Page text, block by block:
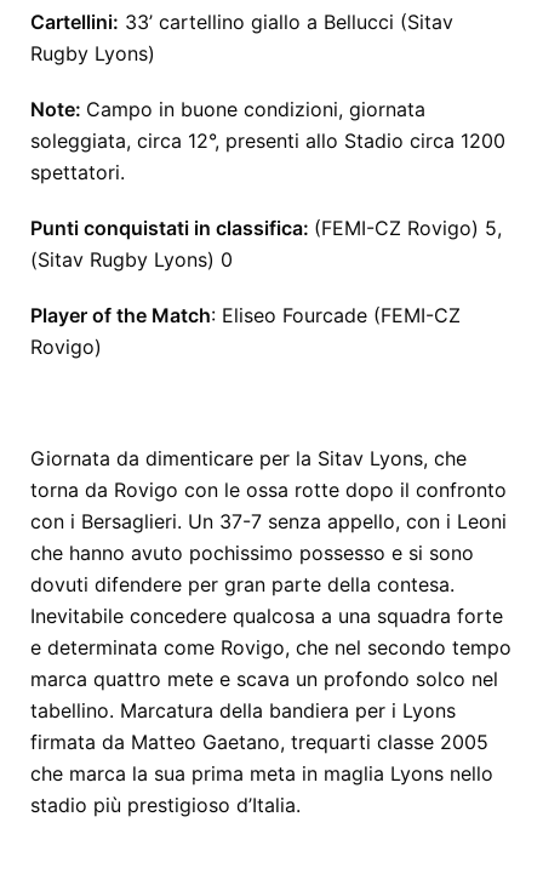
Cartellini: 33’ cartellino giallo a Bellucci (Sitav
Rugby Lyons)
Note: Campo in buone condizioni, giornata
soleggiata, circa 12°, presenti allo Stadio circa 1200
spettatori.
Punti conquistati in classifica: (FEMI-CZ Rovigo) 5,
(Sitav Rugby Lyons) 0
Player of the Match: Eliseo Fourcade (FEMI-CZ
Rovigo)
Giornata da dimenticare per la Sitav Lyons, che
torna da Rovigo con le ossa rotte dopo il confronto
con i Bersaglieri. Un 37-7 senza appello, con i Leoni
che hanno avuto pochissimo possesso e si sono
dovuti difendere per gran parte della contesa.
Inevitabile concedere qualcosa a una squadra forte
e determinata come Rovigo, che nel secondo tempo
marca quattro mete e scava un profondo solco nel
tabellino. Marcatura della bandiera per i Lyons
firmata da Matteo Gaetano, trequarti classe 2005
che marca la sua prima meta in maglia Lyons nello
stadio più prestigioso d’Italia.